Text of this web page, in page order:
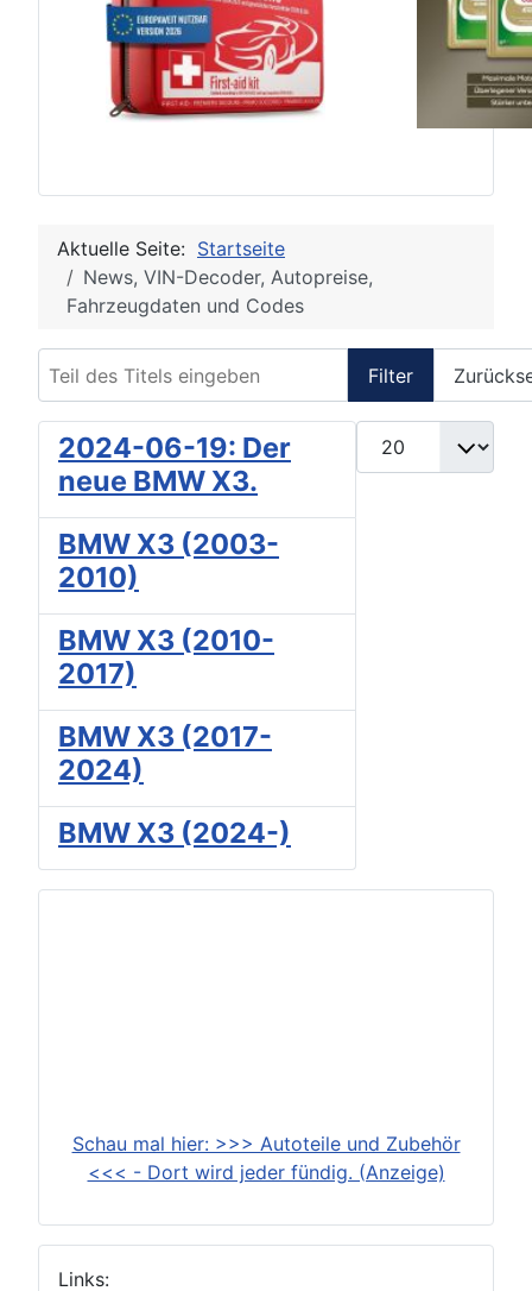
Aktuelle Seite: Startseite
News, VIN-Decoder, Autopreise,
Fahrzeugdaten und Codes
Filter
Anzeige #
2024-06-19: Der
neue BMW X3.
BMW X3 (2003-
2010)
BMW X3 (2010-
2017)
BMW X3 (2017-
2024)
BMW X3 (2024-)
Schau mal hier: >>> Autoteile und Zubehör
<<< - Dort wird jeder fündig. (Anzeige)
Links: